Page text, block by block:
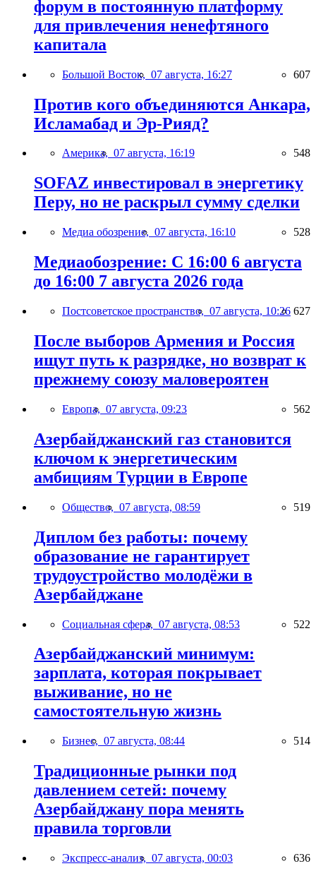
форум в постоянную платформу
для привлечения ненефтяного
капитала
Большой Восток, 07 августа, 16:27 607
Против кого объединяются Анкара,
Исламабад и Эр-Рияд?
Америка, 07 августа, 16:19 548
SOFAZ инвестировал в энергетику
Перу, но не раскрыл сумму сделки
Медиа обозрение, 07 августа, 16:10 528
Медиаобозрение: С 16:00 6 августа
до 16:00 7 августа 2026 года
Постсоветское пространство, 07 августа, 10:26 627
После выборов Армения и Россия
ищут путь к разрядке, но возврат к
прежнему союзу маловероятен
Европа, 07 августа, 09:23 562
Азербайджанский газ становится
ключом к энергетическим
амбициям Турции в Европе
Общество, 07 августа, 08:59 519
Диплом без работы: почему
образование не гарантирует
трудоустройство молодёжи в
Азербайджане
Социальная сфера, 07 августа, 08:53 522
Азербайджанский минимум:
зарплата, которая покрывает
выживание, но не
самостоятельную жизнь
Бизнес, 07 августа, 08:44 514
Традиционные рынки под
давлением сетей: почему
Азербайджану пора менять
правила торговли
Экспресс-анализ, 07 августа, 00:03 636